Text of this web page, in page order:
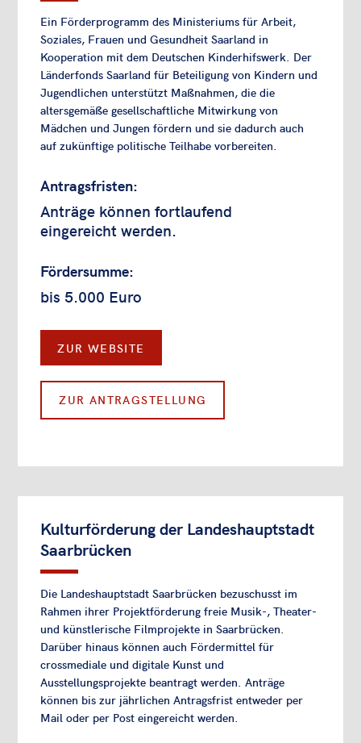
Ein Förderprogramm des Ministeriums für Arbeit,
Soziales, Frauen und Gesundheit Saarland in
Kooperation mit dem Deutschen Kinderhifswerk. Der
Länderfonds Saarland für Beteiligung von Kindern und
Jugendlichen unterstützt Maßnahmen, die die
altersgemäße gesellschaftliche Mitwirkung von
Mädchen und Jungen fördern und sie dadurch auch
aufzukünftige politische Teilhabe vorbereiten.
Antragsfristen:
Anträge können fortlaufend
eingereicht werden.
Fördersumme:
bis 5.000 Euro
ZUR WEBSITE
ZUR ANTRAGSTELLUNG
Kulturförderung der Landeshauptstadt
Saarbrücken
Die Landeshauptstadt Saarbrücken bezuschusst im
Rahmen ihrer Projektförderung freie Musik-, Theater-
und künstlerische Filmprojekte in Saarbrücken.
Darüber hinaus können auch Fördermittel für
crossmediale und digitale Kunst und
Ausstellungsprojekte beantragt werden. Anträge
können bis zur jährlichen Antragsfrist entweder per
Mail oder per Post eingereicht werden.